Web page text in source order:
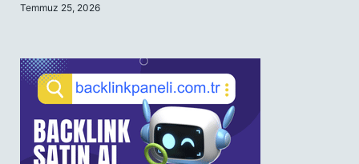
Temmuz 25, 2026